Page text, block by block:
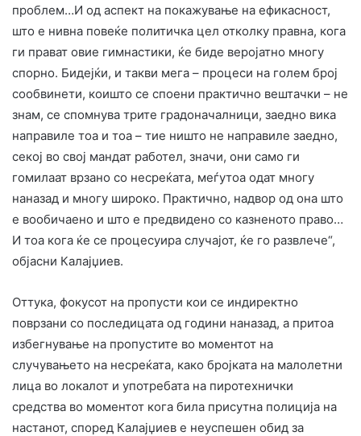
проблем…И од аспект на покажување на ефикасност,
што е нивна повеќе политичка цел отколку правна, кога
ги прават овие гимнастики, ќе биде веројатно многу
спорно. Бидејќи, и такви мега – процеси на голем број
сообвинети, коишто се споени практично вештачки – не
знам, се спомнува трите градоначалници, заедно вика
направиле тоа и тоа – тие ништо не направиле заедно,
секој во свој мандат работел, значи, они само ги
гомилаат врзано со несреќата, меѓутоа одат многу
наназад и многу широко. Практично, надвор од она што
е вообичаено и што е предвидено со казненото право…
И тоа кога ќе се процесуира случајот, ќе го развлече“,
објасни Калајџиев.
Оттука, фокусот на пропусти кои се индиректно
поврзани со последицата од години наназад, а притоа
избегнување на пропустите во моментот на
случувањето на несреќата, како бројката на малолетни
лица во локалот и употребата на пиротехнички
средства во моментот кога била присутна полиција на
настанот, според Калајџиев е неуспешен обид за